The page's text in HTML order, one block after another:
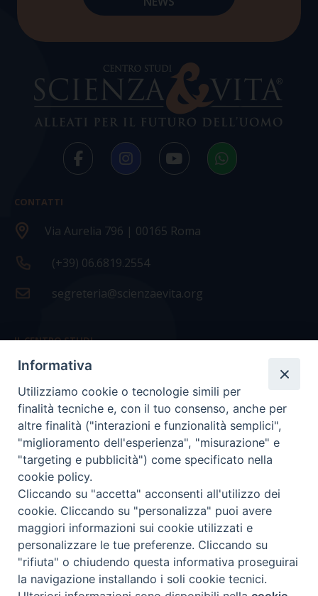
CONTATTI
Via Aurelia 796 | 00165 Roma
(+39) 06.6819.2554
segreteria@scienzaevita.org
IL CENTRO STUDI
La nostra storia
Statuto
Presidenza e ufficio presidenza
Consiglio scientifico
Coordinamento nazionale
COPYRIGHT Scienza & Vita - C.F96600690588- Tutti i
diritti -Privacy- Credits
Informativa
Utilizziamo cookie o tecnologie simili per
finalità tecniche e, con il tuo consenso, anche per
altre finalità ("interazioni e funzionalità semplici",
"miglioramento dell'esperienza", "misurazione" e
"targeting e pubblicità") come specificato nella
cookie policy.
Cliccando su "accetta" acconsenti all'utilizzo dei
cookie. Cliccando su "personalizza" puoi avere
maggiori informazioni sui cookie utilizzati e
personalizzare le tue preferenze. Cliccando su
"rifiuta" o chiudendo questa informativa proseguirai
la navigazione installando i soli cookie tecnici.